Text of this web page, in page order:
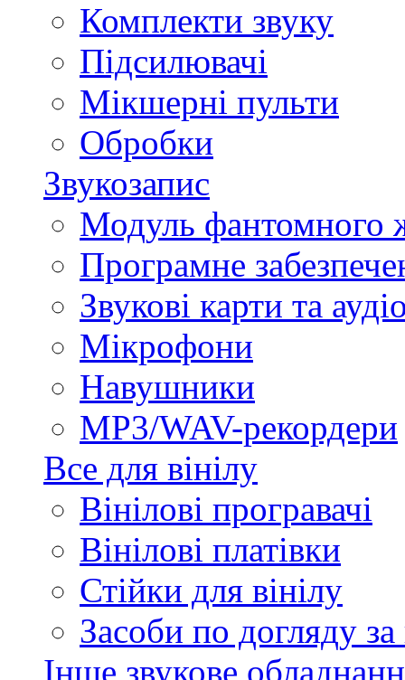
Комплекти звуку
Підсилювачі
Мікшерні пульти
Обробки
Звукозапис
Модуль фантомного
Програмне
Звукові карти та
Мікрофони
Навушники
MP3/WAV-рекордери
Все для вінілу
Вінілові програвачі
Вінілові платівки
Стійки для вінілу
Засоби по догляду за
Інше звукове